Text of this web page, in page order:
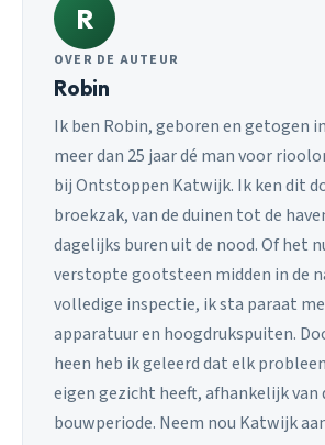
R
OVER DE AUTEUR
Robin
Ik ben Robin, geboren en getogen
meer dan 25 jaar dé man voor
bij Ontstoppen Katwijk. Ik ken dit
broekzak, van de duinen tot de
dagelijks buren uit de nood. Of het
verstopte gootsteen midden in de
volledige inspectie, ik sta paraat
apparatuur en hoogdrukspuiten.
heen heb ik geleerd dat elk
eigen gezicht heeft, afhankelijk van
bouwperiode. Neem nou Katwijk